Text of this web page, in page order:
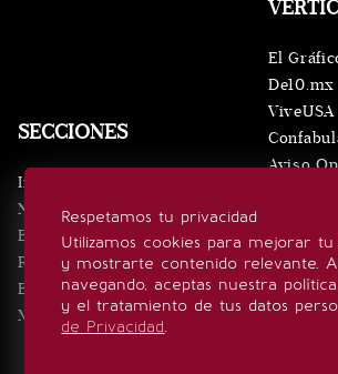
Respetamos tu privacidad
Utilizamos cookies para mejorar tu
y mostrarte contenido relevante.
navegando, aceptas nuestra
y el tratamiento de tus datos
de Privacidad.
SECCIONES
Inicio
Noticias
Eventos
Realeza
Estilo de vida
Minuto x Minuto
El
De10.mx
ViveUSA
Aviso